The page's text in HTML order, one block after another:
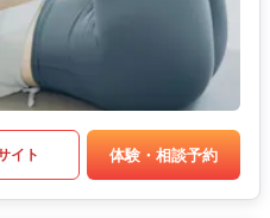
イト 体験・相談予約